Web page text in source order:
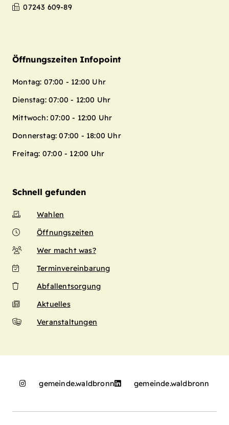
07243 609-89
Öffnungszeiten Infopoint
Montag: 07:00 - 12:00 Uhr
Dienstag: 07:00 - 12:00 Uhr
Mittwoch: 07:00 - 12:00 Uhr
Donnerstag: 07:00 - 18:00 Uhr
Freitag: 07:00 - 12:00 Uhr
Schnell gefunden
Wahlen
Öffnungszeiten
Wer macht was?
Terminvereinbarung
Abfallentsorgung
Aktuelles
Veranstaltungen
gemeinde.waldbronn gemeinde.waldbronn